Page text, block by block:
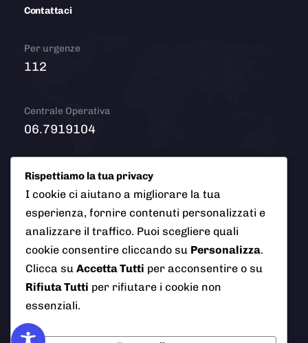
Contattaci
Per urgenze
112
Centrale Operativa
06.7919104
Email
info@polizialocaleciampino.it
i diritti riservati
Rispettiamo la tua privacy
I cookie ci aiutano a migliorare la tua
esperienza, fornire contenuti personalizzati e
analizzare il traffico. Puoi scegliere quali
cookie consentire cliccando su Personalizza.
Clicca su Accetta Tutti per acconsentire o su
Rifiuta Tutti per rifiutare i cookie non
essenziali.